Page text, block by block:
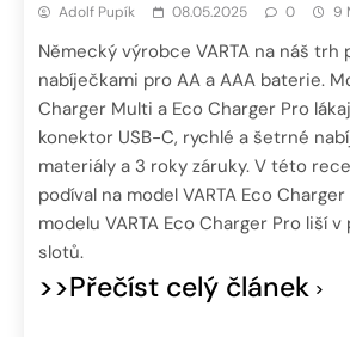
Adolf Pupík 08.05.2025 0 9
Německý výrobce VARTA na náš trh
nabíječkami pro AA a AAA baterie.
Charger Multi a Eco Charger Pro
konektor USB-C, rychlé a šetrné
materiály a 3 roky záruky. V této
podíval na model VARTA Eco
modelu VARTA Eco Charger Pro liší
slotů.
>>Přečíst celý článek